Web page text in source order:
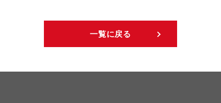
一覧に戻る